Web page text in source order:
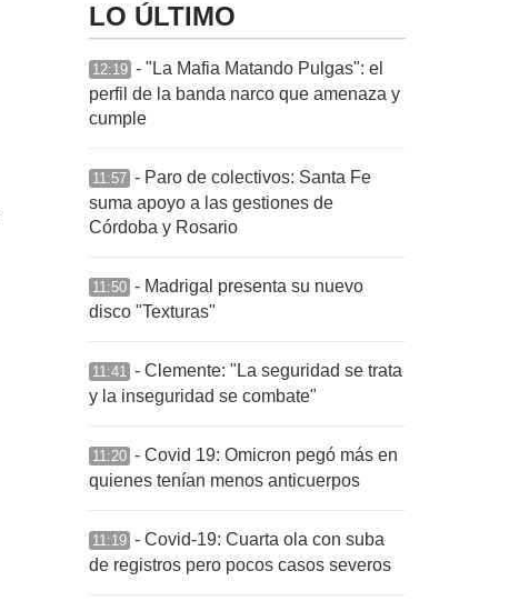
LO ÚLTIMO
12:19 - "La Mafia Matando Pulgas": el
perfil de la banda narco que amenaza y
cumple
11:57 - Paro de colectivos: Santa Fe
suma apoyo a las gestiones de
Córdoba y Rosario
11:50 - Madrigal presenta su nuevo
disco "Texturas"
11:41 - Clemente: "La seguridad se trata
y la inseguridad se combate"
11:20 - Covid 19: Omicron pegó más en
quienes tenían menos anticuerpos
11:19 - Covid-19: Cuarta ola con suba
de registros pero pocos casos severos